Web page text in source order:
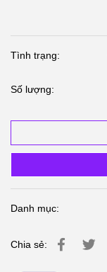
Tình trạng:
Số lượng:
Danh mục:
Chia sẻ: